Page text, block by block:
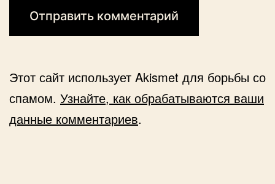
Этот сайт использует Akismet для борьбы со
спамом. Узнайте, как обрабатываются ваши
данные комментариев.